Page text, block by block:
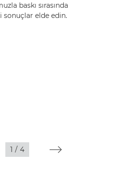
baskı sırasında
sonuçlar elde edin.
1 / 4